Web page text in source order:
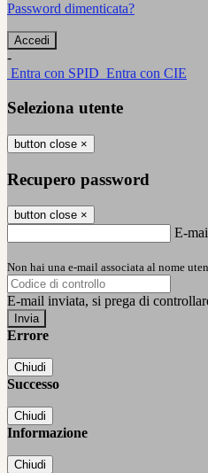
Password dimenticata?
-
Entra con SPID Entra con CIE
Seleziona utente
button close ×
Recupero password
button close ×
E-
Non hai una e-mail associata al nome
E-mail inviata, si prega di
Errore
Chiudi
Successo
Chiudi
Informazione
Chiudi